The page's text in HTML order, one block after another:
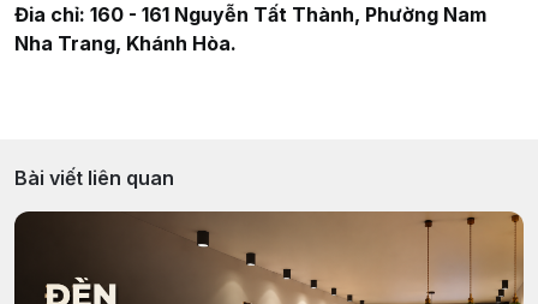
Đia chỉ: 160 - 161 Nguyễn Tất Thành, Phường Nam
Nha Trang, Khánh Hòa.
Bài viết liên quan